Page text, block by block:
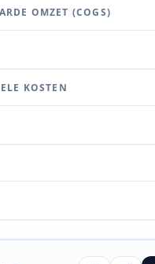
OMZET (COGS)
KOSTEN